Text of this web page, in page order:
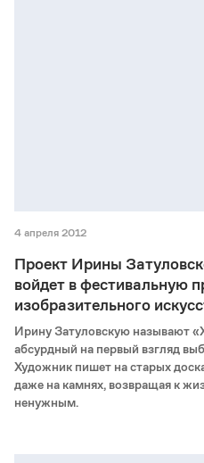
4 апреля 2012
Проект Ирины
войдет в фестивальную
изобразительного
Ирину Затуловскую называют
абсурдный на первый взгляд
Художник пишет на старых
даже на камнях, возвращая к
ненужным.